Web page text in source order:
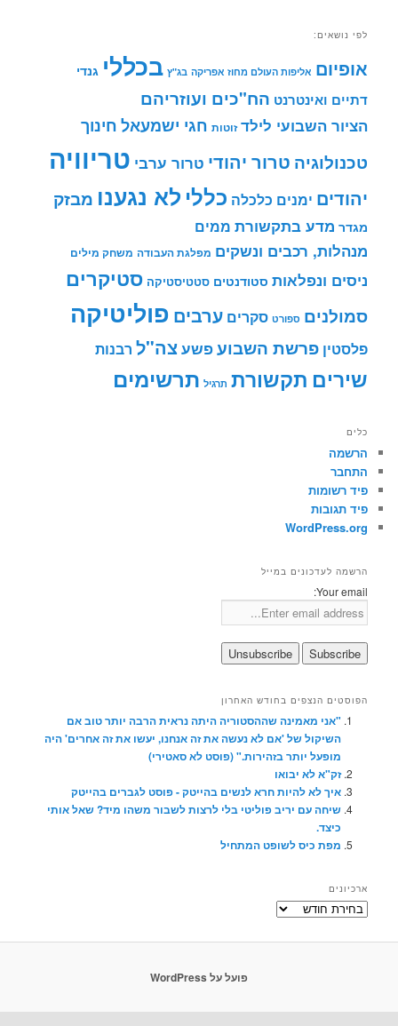
לפי נושאים:
אופיום אליפות העולם מחוז אפריקה בג"ץ בכללי גנדי
דתיים ואינטרנט הח"כים ועוזריהם
הציור השבועי לילד זוטות חגי ישמעאל חינוך
טכנולוגיה טרור יהודי טרור ערבי טריוויה
יהודים ימנים כלכלה כללי לא נגענו מבזק
מגדר מדע בתקשורת ממים
מנהלות, רכבים ונשקים מפלגת העבודה משחק מילים
ניסים ונפלאות סטודנטים סטטיסטיקה סטיקרים
סמולנים ספורט סקרים ערבים פוליטיקה
פלסטין פרשת השבועפשעצה"ל רבנות
שירים תקשורת תרגיל תרשימים
כלים
הרשמה
התחבר
פיד רשומות
פיד תגובות
WordPress.org
הרשמה לעדכונים במייל
Your email:
הפוסטים הנצפים בחודש האחרון
"אני מאמינה שההסטוריה היתה נראית הרבה יותר טוב אם
השיקול של 'אם לא נעשה את זה אנחנו, יעשו את זה אחרים' היה
מופעל יותר בזהירות." (פוסט לא סאטירי)
זק"א לא יבואו
איך לא להיות חרא לנשים בהייטק - פוסט לגברים בהייטק
שיחה עם יריב פוליטי בלי לרצות לשבור משהו מיד? שאל אותי
כיצד.
מפת כיס לשופט המתחיל
ארכיונים
ארכיונים
פועל על WordPress